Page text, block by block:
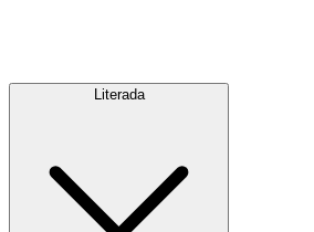
Literada